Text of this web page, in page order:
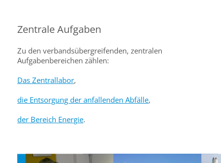
Zentrale Aufgaben
Zu den verbandsübergreifenden, zentralen
Aufgabenbereichen zählen:
Das Zentrallabor,
die Entsorgung der anfallenden Abfälle,
der Bereich Energie.